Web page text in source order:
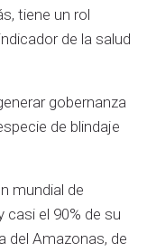
tiene un rol
de la salud
gobernanza
de blindaje
mundial de
casi el 90% de su
del Amazonas, de